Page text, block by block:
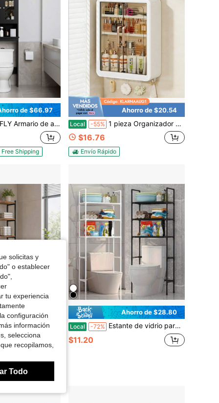
de $66.97
estante ajustable y puertas dobles, organizador para ahorrar espacio en el baño sobre el inodoro con estante abierto, estante para inodoro independiente de madera más alto
Free Shipping
Ahorro de $20.54
Local -55% 1 pieza Organizador de maquillaje montado en la pared sin perforación, organizador de cosméticos a prueba de polvo, organizadores y almacenamiento de baño, organizadores de cuidado de la piel para el tocador, dormitorio
$16.76
Envío Rápido
para sobre el inodoro, estante de almacenamiento con marco de metal resistente para toallas & artículos de tocador del baño
Ahorro de $28.80
Local -72% Estante de vidrio para inodoro SAYGOER, estantería de almacenamiento de 3 niveles para inodoro, estante organizador de baño ajustable, estante blanco ahorrador de espacio
$11.20
solicitas y
o establecer
tu experiencia
configuración
información
selecciona
recopilamos,
Todo